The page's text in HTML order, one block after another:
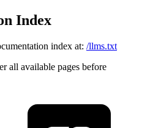
Index
index at: /llms.txt
all available pages before